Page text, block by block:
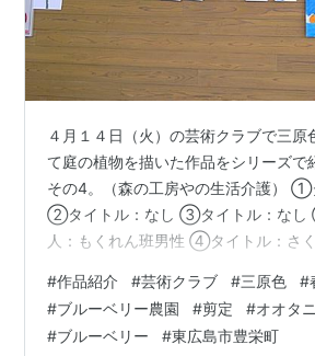
４月１４日（火）の芸術クラブで三原
て庭の植物を描いた作品をシリーズで
その4。（森の工房やの生活介護） ①
②タイトル：なし ③タイトル：な
人：もくれん班男性 ④タイトル：さ
ぽぽ・きいろ 描いた人：くるみ班男性
4日東広島市豊栄町のブルーベリー農
ウツギの蕾 ブルーベリーの剪定は3段
#作品紹介 #芸術クラブ #三原色 #
#ブルーベリー農園 #剪定 #オオタ
#ブルーベリー #東広島市豊栄町